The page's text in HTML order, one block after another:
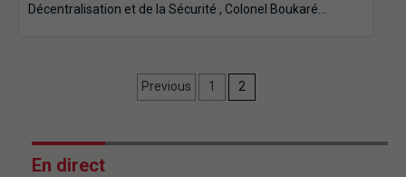
Décentralisation et de la Sécurité , Colonel Boukaré…
Previous 1 2
En direct